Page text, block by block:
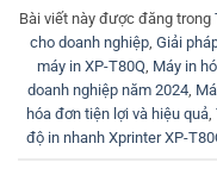
Bài viết này được đăng trong
cho doanh nghiệp Giải
máy in XP-T80Q Máy in
doanh nghiệp năm 2024
hóa đơn tiện lợi và hiệu quả,
độ in nhanh Xprinter XP-